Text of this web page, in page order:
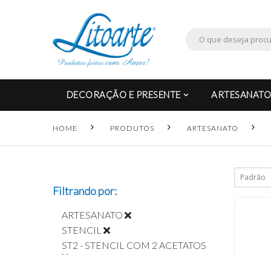
DECORAÇÃO E PRESENTE ARTESANATO
HOME PRODUTOS ARTESANATO
Filtrando por:
ARTESANATO
STENCIL
ST2 - STENCIL COM 2 ACETATOS